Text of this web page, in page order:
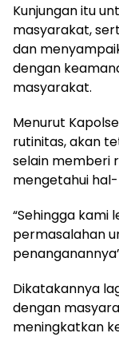
Kunjungan itu
masyarakat,
dan
dengan
masyarakat.
Menurut
rutinitas, akan
selain memberi
mengetahui
“Sehingga kami
permasalahan
Dikatakannya
dengan
meningkatkan